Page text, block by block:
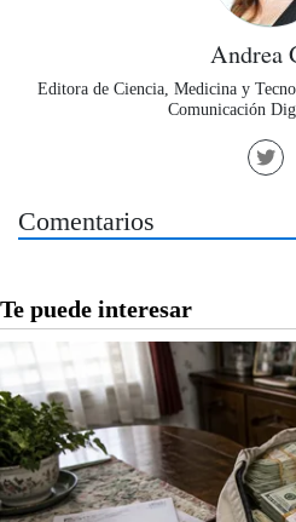
Andrea
Editora de Ciencia, Medicina y
Comunicación
Comentarios